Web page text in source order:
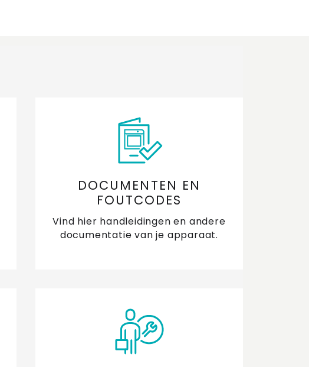
DOCUMENTEN EN
FOUTCODES
Vind hier handleidingen en andere
documentatie van je apparaat.